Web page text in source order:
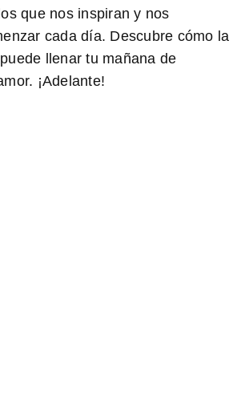
que nos inspiran y nos
cada día. Descubre cómo la
llenar tu mañana de
¡Adelante!